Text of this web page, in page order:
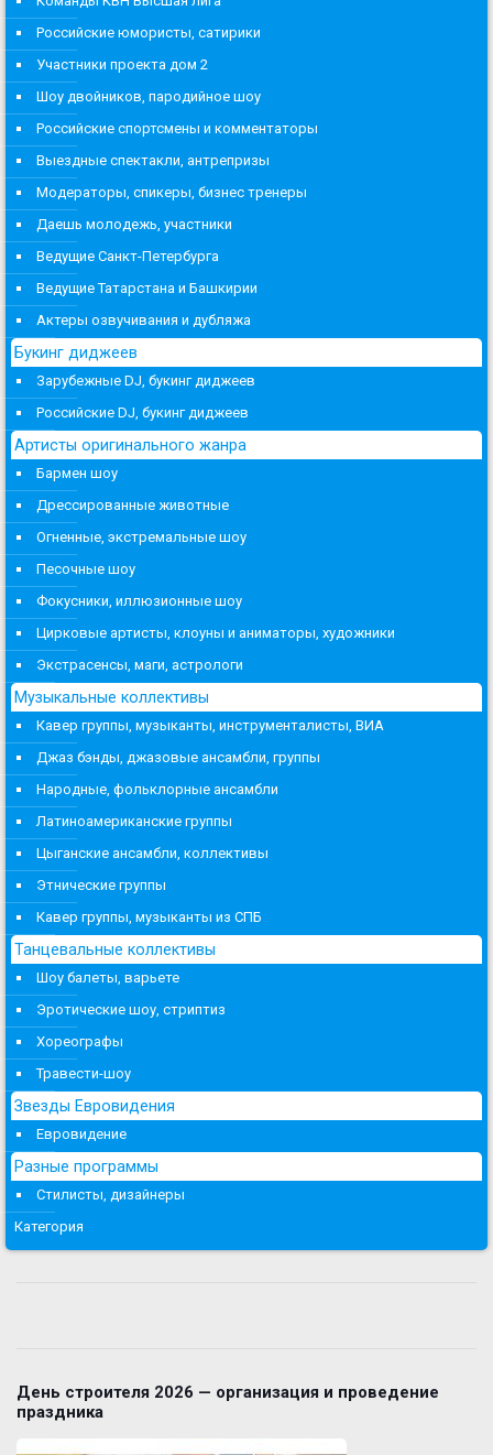
Российские юмористы, сатирики
Участники проекта дом 2
Шоу двойников, пародийное шоу
Российские спортсмены и комментаторы
Выездные спектакли, антрепризы
Модераторы, спикеры, бизнес тренеры
Даешь молодежь, участники
Ведущие Санкт-Петербурга
Ведущие Татарстана и Башкирии
Актеры озвучивания и дубляжа
Букинг диджеев
Зарубежные DJ, букинг диджеев
Российские DJ, букинг диджеев
Артисты оригинального жанра
Бармен шоу
Дрессированные животные
Огненные, экстремальные шоу
Песочные шоу
Фокусники, иллюзионные шоу
Цирковые артисты, клоуны и аниматоры, художники
Экстрасенсы, маги, астрологи
Музыкальные коллективы
Кавер группы, музыканты, инструменталисты, ВИА
Джаз бэнды, джазовые ансамбли, группы
Народные, фольклорные ансамбли
Латиноамериканские группы
Цыганские ансамбли, коллективы
Этнические группы
Кавер группы, музыканты из СПБ
Танцевальные коллективы
Шоу балеты, варьете
Эротические шоу, стриптиз
Хореографы
Травести-шоу
Звезды Евровидения
Евровидение
Разные программы
Стилисты, дизайнеры
Категория
День строителя 2026 — организация и проведение
праздника